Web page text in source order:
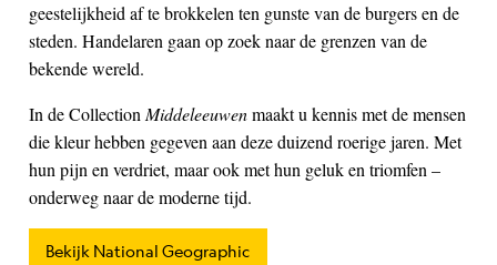
geestelijkheid af te brokkelen ten gunste van de burgers en de
steden. Handelaren gaan op zoek naar de grenzen van de
bekende wereld.
In de Collection Middeleeuwenmaakt u kennis met de mensen
die kleur hebben gegeven aan deze duizend roerige jaren. Met
hun pijn en verdriet, maar ook met hun geluk en triomfen –
onderweg naar de moderne tijd.
Bekijk National Geographic